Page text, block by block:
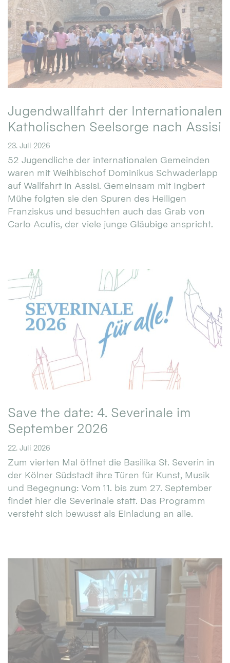
Jugendwallfahrt der Internationalen
Katholischen Seelsorge nach Assisi
23. Juli 2026
52 Jugendliche der internationalen Gemeinden
waren mit Weihbischof Dominikus Schwaderlapp
auf Wallfahrt in Assisi. Gemeinsam mit Ingbert
Mühe folgten sie den Spuren des Heiligen
Franziskus und besuchten auch das Grab von
Carlo Acutis, der viele junge Gläubige anspricht.
Save the date: 4. Severinale im
September 2026
22. Juli 2026
Zum vierten Mal öffnet die Basilika St. Severin in
der Kölner Südstadt ihre Türen für Kunst, Musik
und Begegnung: Vom 11. bis zum 27. September
findet hier die Severinale statt. Das Programm
versteht sich bewusst als Einladung an alle.